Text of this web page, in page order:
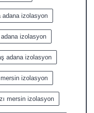
adana izolasyon
izolasyon
adana izolasyon
izolasyon
mersin izolasyon